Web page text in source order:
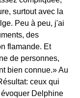
surtout avec la
Peu à peu, j'ai
des
flamande. Et
de personnes,
bien connue.» Au
ceux qui
Delphine